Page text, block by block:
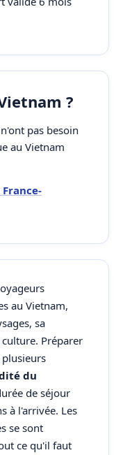
?
pas besoin
au Vietnam
au Vietnam,
sa
Préparer
du
de séjour
à l'arrivée. Les
se sont
ce qu'il faut